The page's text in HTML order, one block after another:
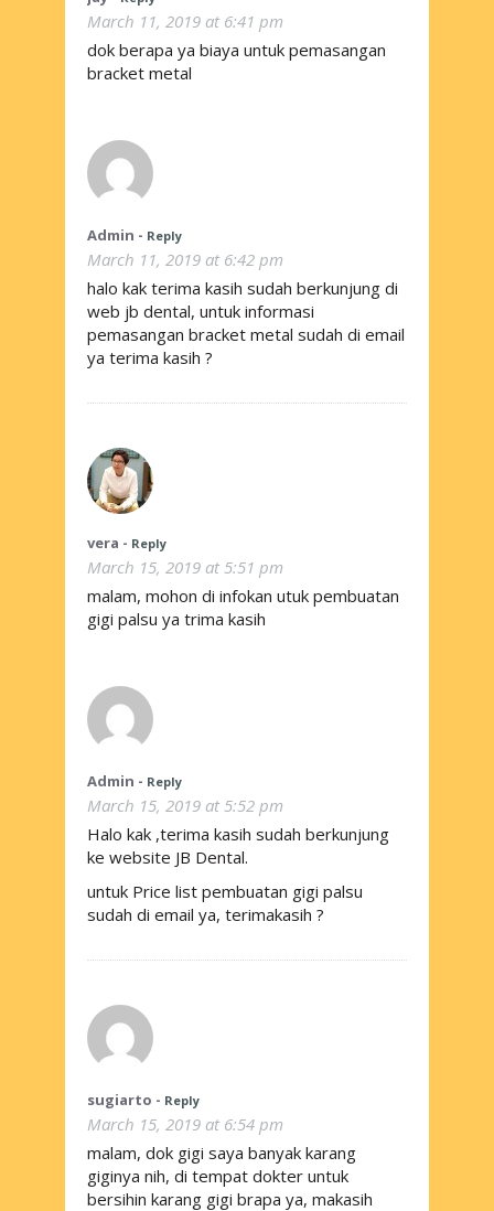
March 11, 2019 at 6:41 pm
dok berapa ya biaya untuk pemasangan
bracket metal
Admin - Reply
March 11, 2019 at 6:42 pm
halo kak terima kasih sudah berkunjung di
web jb dental, untuk informasi
pemasangan bracket metal sudah di email
ya terima kasih ?
vera - Reply
March 15, 2019 at 5:51 pm
malam, mohon di infokan utuk pembuatan
gigi palsu ya trima kasih
Admin - Reply
March 15, 2019 at 5:52 pm
Halo kak ,terima kasih sudah berkunjung
ke website JB Dental.
untuk Price list pembuatan gigi palsu
sudah di email ya, terimakasih ?
sugiarto - Reply
March 15, 2019 at 6:54 pm
malam, dok gigi saya banyak karang
giginya nih, di tempat dokter untuk
bersihin karang gigi brapa ya, makasih